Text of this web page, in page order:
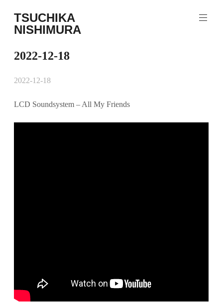
ン
テ
ツ
ス
ッ
TSUCHIKA
NISHIMURA
Web
2022-12-18
2022-12-18
LCD Soundsystem – All My Friends